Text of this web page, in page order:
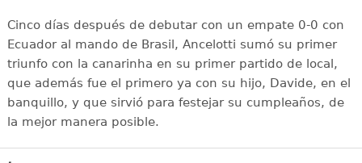
Cinco días después de debutar con un empate 0-0 con
Ecuador al mando de Brasil, Ancelotti sumó su primer
triunfo con la canarinha en su primer partido de local,
que además fue el primero ya con su hijo, Davide, en el
banquillo, y que sirvió para festejar su cumpleaños, de
la mejor manera posible.